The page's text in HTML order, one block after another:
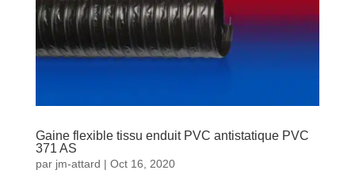
Gaine flexible tissu enduit PVC antistatique PVC
371 AS
par jm-attard | Oct 16, 2020